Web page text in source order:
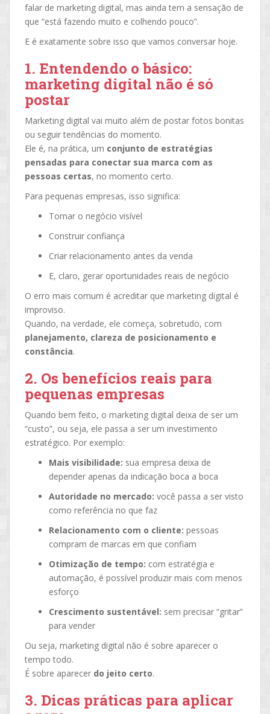
falar de marketing digital, mas ainda tem a sensação de
que “está fazendo muito e colhendo pouco”.
E é exatamente sobre isso que vamos conversar hoje.
1. Entendendo o básico:
marketing digital não é só
postar
Marketing digital vai muito além de postar fotos bonitas
ou seguir tendências do momento.
Ele é, na prática, um conjunto de estratégias
pensadas para conectar sua marca com as
pessoas certas, no momento certo.
Para pequenas empresas, isso significa:
Tornar o negócio visível
Construir confiança
Criar relacionamento antes da venda
E, claro, gerar oportunidades reais de negócio
O erro mais comum é acreditar que marketing digital é
improviso.
Quando, na verdade, ele começa, sobretudo, com
planejamento, clareza de posicionamento e
constância.
2. Os benefícios reais para
pequenas empresas
Quando bem feito, o marketing digital deixa de ser um
“custo”, ou seja, ele passa a ser um investimento
estratégico. Por exemplo:
Mais visibilidade: sua empresa deixa de
depender apenas da indicação boca a boca
Autoridade no mercado: você passa a ser visto
como referência no que faz
Relacionamento com o cliente: pessoas
compram de marcas em que confiam
Otimização de tempo: com estratégia e
automação, é possível produzir mais com menos
esforço
Crescimento sustentável: sem precisar “gritar”
para vender
Ou seja, marketing digital não é sobre aparecer o
tempo todo.
É sobre aparecer do jeito certo.
3. Dicas práticas para aplicar